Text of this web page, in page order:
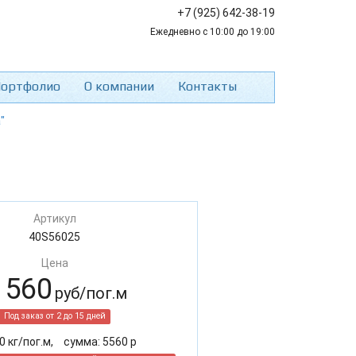
+7 (925) 642-38-19
Ежедневно с 10:00 до 19:00
О компании Контакты
Артикул
40S56025
Цена
руб/пог.м
Под заказ от 2 до 15 дней
кг/пог.м, cумма: 5560 р